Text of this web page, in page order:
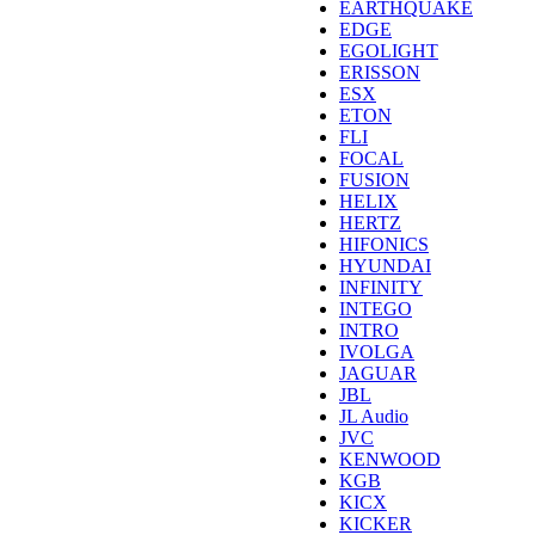
EARTHQUAKE
EDGE
EGOLIGHT
ERISSON
ESX
ETON
FLI
FOCAL
FUSION
HELIX
HERTZ
HIFONICS
HYUNDAI
INFINITY
INTEGO
INTRO
IVOLGA
JAGUAR
JBL
JL Audio
JVC
KENWOOD
KGB
KICX
KICKER